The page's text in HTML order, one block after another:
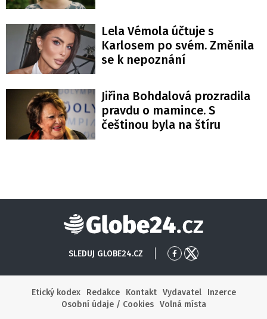
Lela Vémola účtuje s
Karlosem po svém. Změnila
se k nepoznání
Jiřina Bohdalová prozradila
pravdu o mamince. S
češtinou byla na štíru
Globe24
SLEDUJ GLOBE24.CZ
Přejít
Facebook
Přejít
X
Etický kodex
Redakce Kontakt Vydavatel
Inzerce
Osobní údaje / Cookies
Volná místa